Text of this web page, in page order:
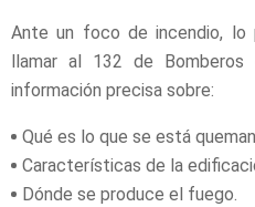
Ante un foco de incendio, lo
llamar al 132 de
información precisa sobre:
Qué es lo que se está
Características de la
Dónde se produce el fuego.